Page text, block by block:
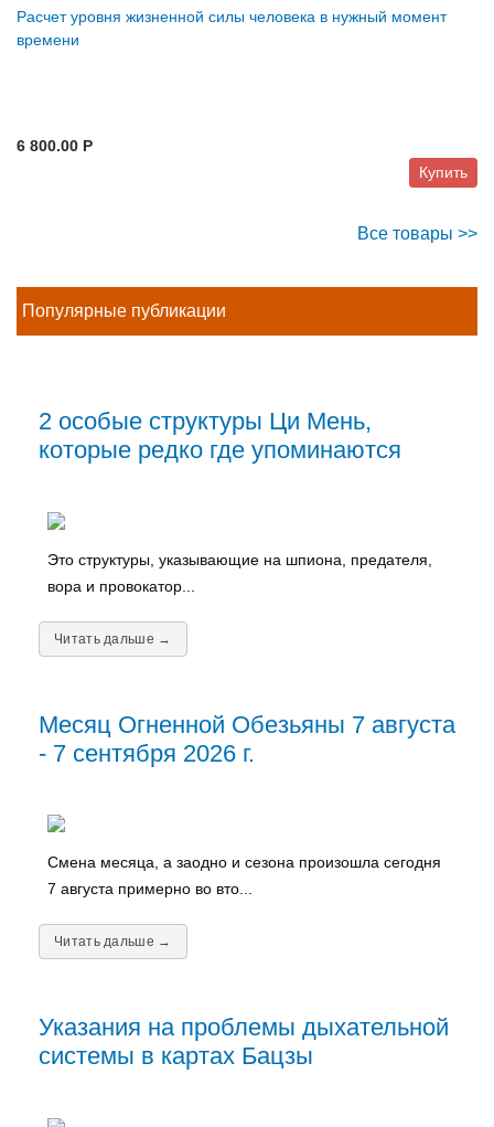
Расчет уровня жизненной силы человека в нужный момент
времени
6 800.00 P
Купить
Все товары >>
Популярные публикации
2 особые структуры Ци Мень,
которые редко где упоминаются
Это структуры, указывающие на шпиона, предателя,
вора и провокатор...
Читать дальше →
Месяц Огненной Обезьяны 7 августа
- 7 сентября 2026 г.
Смена месяца, а заодно и сезона произошла сегодня
7 августа примерно во вто...
Читать дальше →
Указания на проблемы дыхательной
системы в картах Бацзы